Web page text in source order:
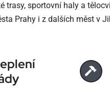
trasy, sportovní haly a
Prahy i z dalších měst v